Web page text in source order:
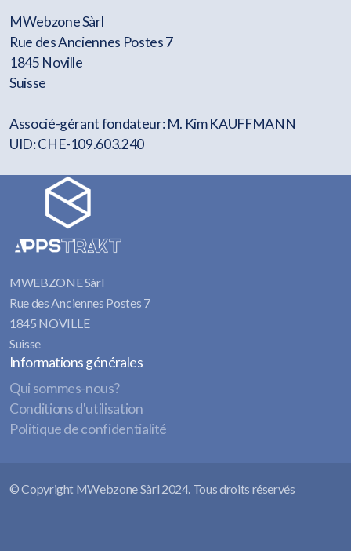
MWebzone Sàrl
Rue des Anciennes Postes 7
1845 Noville
Suisse
Associé-gérant fondateur: M. Kim KAUFFMANN
UID:CHE-109.603.240
MWEBZONE Sàrl
Rue des Anciennes Postes 7
1845 NOVILLE
Suisse
Informations générales
Qui sommes-nous?
Conditions d'utilisation
Politique de confidentialité
©Copyright MWebzone Sàrl 2024. Tous droits réservés